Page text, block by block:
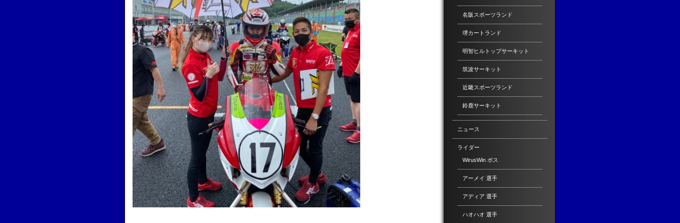
名阪スポーツランド
堺カートランド
明智ヒルトップサーキット
筑波サーキット
近畿スポーツランド
鈴鹿サーキット
ニュース
ライダー
WirusWin ボス
アーメイ 選手
アディア 選手
ハオハオ 選手